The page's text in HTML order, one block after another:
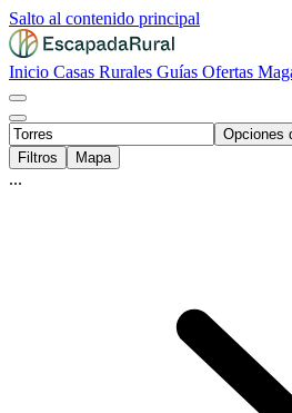
Salto al contenido principal
Inicio Casas Rurales Guías Ofertas
Opciones
Filtros
Mapa
...